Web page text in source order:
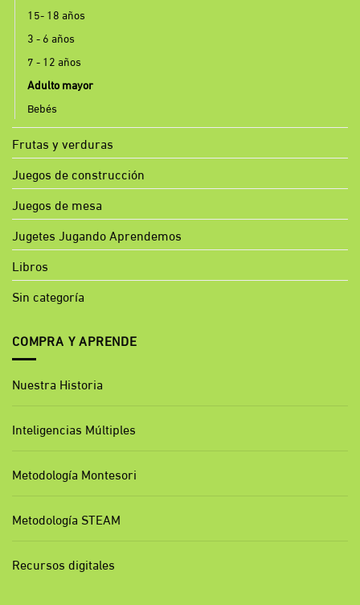
15- 18 años
3 - 6 años
7 - 12 años
Adulto mayor
Bebés
Frutas y verduras
Juegos de construcción
Juegos de mesa
Jugetes Jugando Aprendemos
Libros
Sin categoría
COMPRA Y APRENDE
Nuestra Historia
Inteligencias Múltiples
Metodología Montesori
Metodología STEAM
Recursos digitales